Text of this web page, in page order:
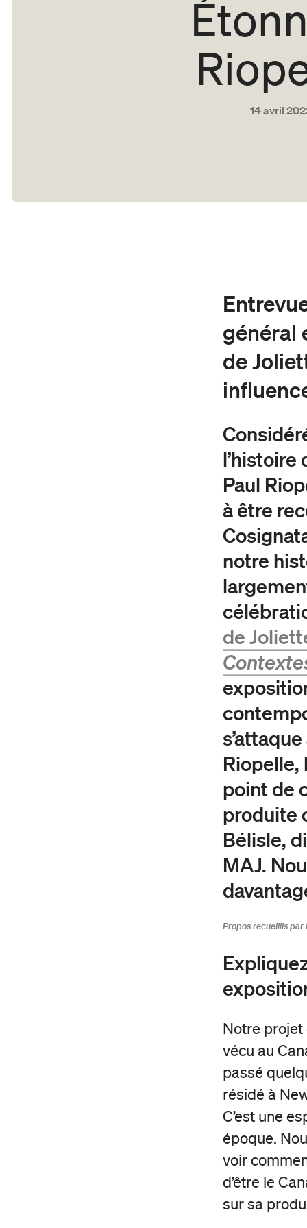
14 avril
général
de
l’histoire
Paul
à être
notre
de
Riopelle,
point de
produite
Bélisle,
MAJ.
Propos recueillis par
Notre projet
vécu au
passé
résidé à
C’est une
époque.
voir
d’être le
sur sa